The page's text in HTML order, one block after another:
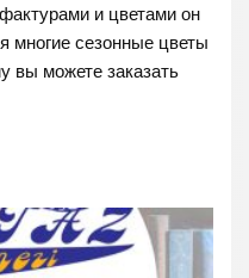
и цветами он
многие сезонные цветы
вы можете заказать